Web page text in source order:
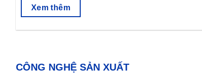
Xem thêm
CÔNG NGHỆ SẢN XUẤT